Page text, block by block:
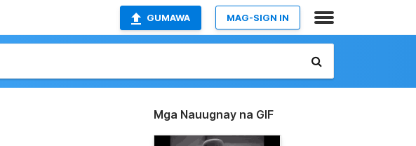
GUMAWA MAG-SIGN IN
Mga Nauugnay na GIF